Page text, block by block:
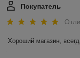
Покупатель
Хороший магазин,